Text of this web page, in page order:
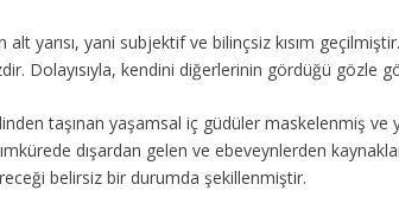
yarısı, yani subjektif ve bilinçsiz kısım
Dolayısıyla, kendini diğerlerinin gördüğü gözle
taşınan yaşamsal iç güdüler maskelenmiş ve
dışardan gelen ve ebeveynlerden
belirsiz bir durumda şekillenmiştir.